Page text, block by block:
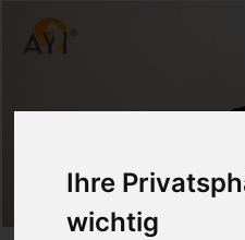
Ihre
wichtig